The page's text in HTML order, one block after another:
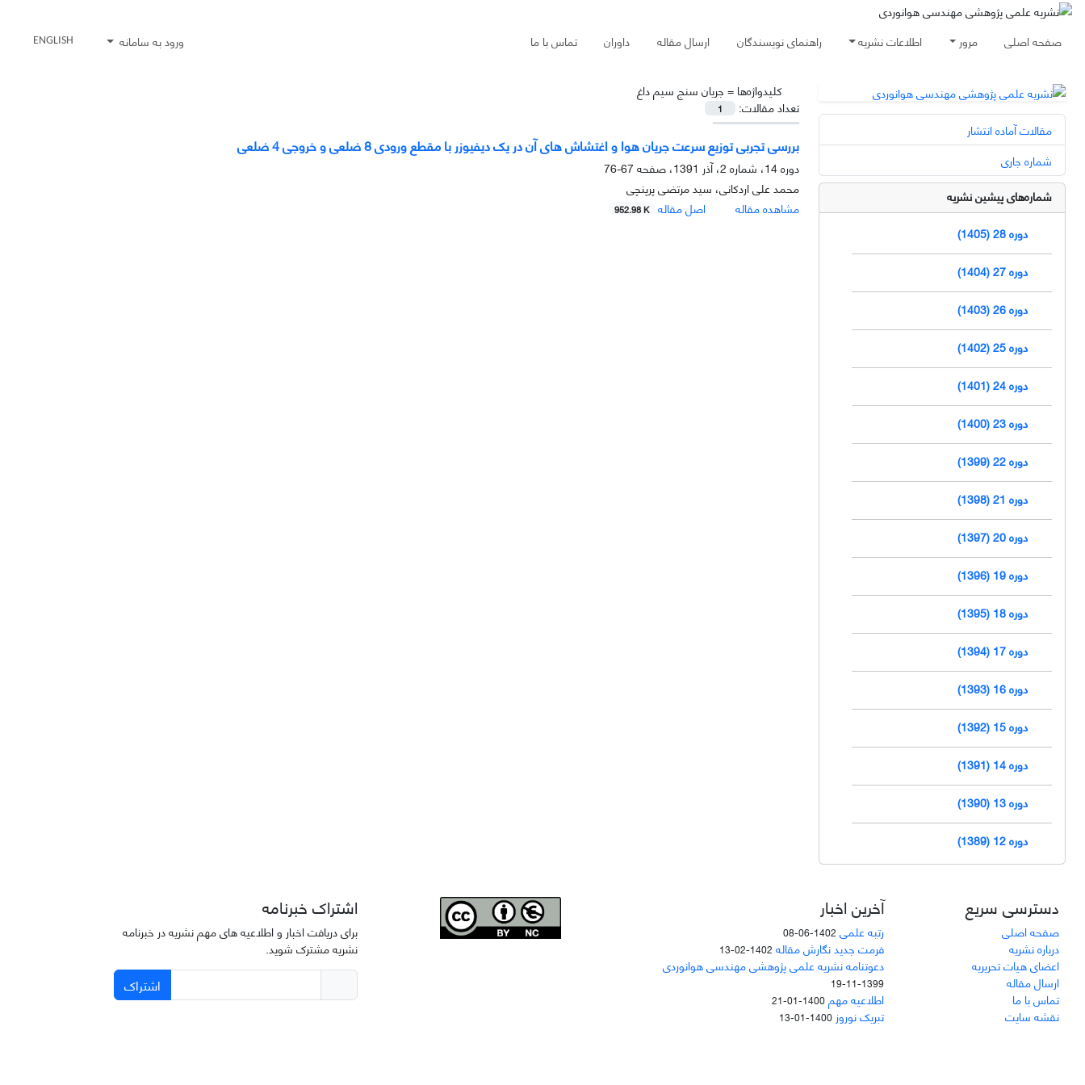
صفحه اصلی مرور اطلاعات نشریه راهنمای نویسندگان ارسال مقاله داوران تماس با ما ورود به سامانه ENGLISH
کلیدواژه‌ها = جریان سنج سیم داغ
تعداد مقالات:
1
بررسی تجربی توزیع سرعت جریان هوا و اغتشاش های آن در یک دیفیوزر با مقطع ورودی 8 ضلعی و خروجی 4 ضلعی
دوره 14، شماره 2، آذر 1391، صفحه
67-76
محمد علی اردکانی، سید مرتضی پرپنچی
مشاهده مقاله
اصل مقاله 952.98 K
مقالات آماده انتشار
شماره جاری
شماره‌های پیشین نشریه
دوره 28 (1405)
دوره 27 (1404)
دوره 26 (1403)
دوره 25 (1402)
دوره 24 (1401)
دوره 23 (1400)
دوره 22 (1399)
دوره 21 (1398)
دوره 20 (1397)
دوره 19 (1396)
دوره 18 (1395)
دوره 17 (1394)
دوره 16 (1393)
دوره 15 (1392)
دوره 14 (1391)
دوره 13 (1390)
دوره 12 (1389)
دسترسی سریع
صفحه اصلی
درباره نشریه
اعضای هیات تحریریه
ارسال مقاله
تماس با ما
نقشه سایت
آخرین اخبار
رتبه علمی 1402-06-08
فرمت جدید نگارش مقاله 1402-02-13
دعوتنامه نشریه علمی پژوهشی مهندسی هوانوردی
1399-11-19
اطلاعیه مهم1400-01-21
تبریک نوروز 1400-01-13
اشتراک خبرنامه
برای دریافت اخبار و اطلاعیه های مهم نشریه در خبرنامه
نشریه مشترک شوید.
اشتراک